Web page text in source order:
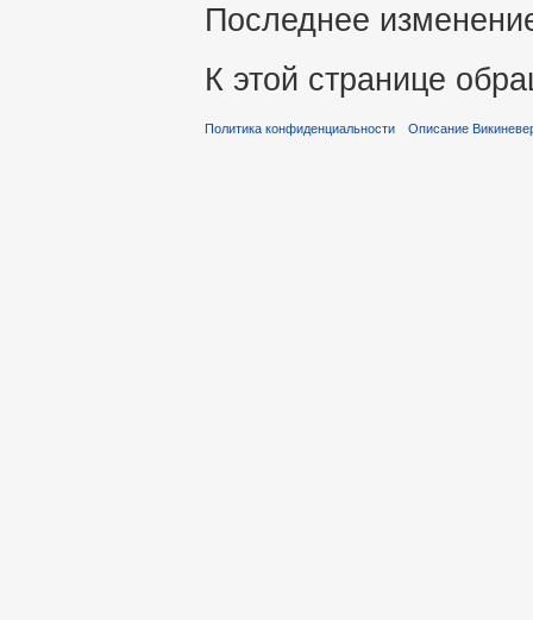
Последнее
К этой странице
Политика конфиденциальности Описание